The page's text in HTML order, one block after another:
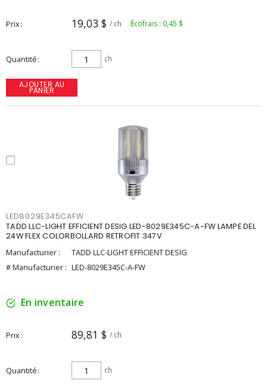
Prix 19,03 $ / ch Écofrais : 0,45 $
Quantité ch
AJOUTER AU
PANIER
LED8029E345CAFW
TADD LLC-LIGHT EFFICIENT DESIG LED-8029E345C-A-FW LAMPE DEL
24W FLEX COLORBOLLARD RETROFIT 347V
Manufacturier :
TADD LLC-LIGHT EFFICIENT DESIG
# Manufacturier : LED-8029E345C-A-FW
En inventaire
Prix 89,81 $ / ch
Quantité ch